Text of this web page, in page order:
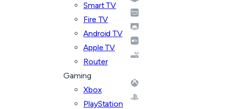
Smart TV
Fire TV
Android TV
Apple TV
Router
Gaming
Xbox
PlayStation